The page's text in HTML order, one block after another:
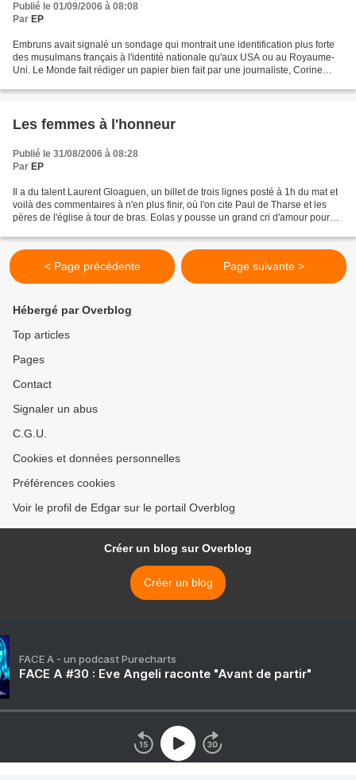
Publié le 01/09/2006 à 08:08
Par EP
Embruns avait signalé un sondage qui montrait une identification plus forte
des musulmans français à l'identité nationale qu'aux USA ou au Royaume-
Uni. Le Monde fait rédiger un papier bien fait par une journaliste, Corine
Les femmes à l'honneur
Publié le 31/08/2006 à 08:28
Par EP
Il a du talent Laurent Gloaguen, un billet de trois lignes posté à 1h du mat et
voilà des commentaires à n'en plus finir, où l'on cite Paul de Tharse et les
pères de l'église à tour de bras. Eolas y pousse un grand cri d'amour pour
< Page précédente Page suivante >
Hébergé par Overblog
Top articles
Pages
Contact
Signaler un abus
C.G.U.
Cookies et données personnelles
Préférences cookies
Voir le profil de Edgar sur le portail Overblog
Créer un blog sur Overblog
Créer un blog
FACE A - un podcast Purecharts
FACE A #30 : Eve Angeli raconte "Avant de partir"